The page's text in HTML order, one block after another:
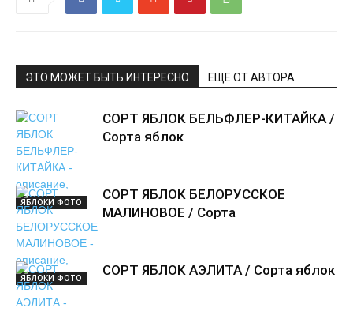
ЭТО МОЖЕТ БЫТЬ ИНТЕРЕСНО ЕЩЕ ОТ АВТОРА
ЯБЛОКИ ФОТО
СОРТ ЯБЛОК БЕЛЬФЛЕР-КИТАЙКА /
Сорта яблок
ЯБЛОКИ ФОТО
СОРТ ЯБЛОК БЕЛОРУССКОЕ
МАЛИНОВОЕ / Сорта
СОРТ ЯБЛОК АЭЛИТА / Сорта яблок